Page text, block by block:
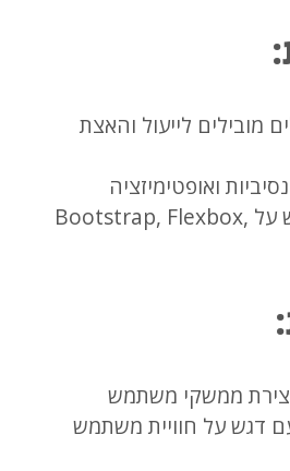
מובילים לייעול והאצת
ואופטימיזציה
למובייל, עם דגש על Bootstrap, Flexbox,
ממשקי משתמש
עם דגש על חוויית משתמש